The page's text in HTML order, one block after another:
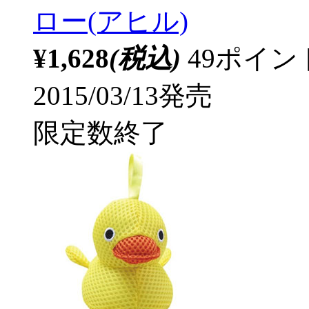
ロー(アヒル)
¥1,628(税込) 49ポイ
2015/03/13発売
限定数終了